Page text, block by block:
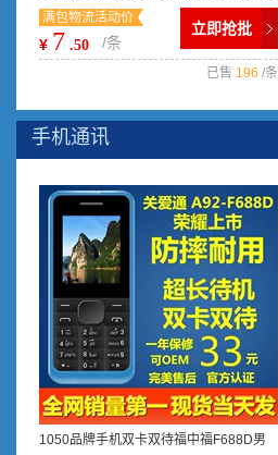
E5 S3 S12 XE600耳机
满包物流活动价
¥ 7 .50 /条
立即抢批
已售 196 /条
手机通讯
1050品牌手机双卡双待福中福F688D男